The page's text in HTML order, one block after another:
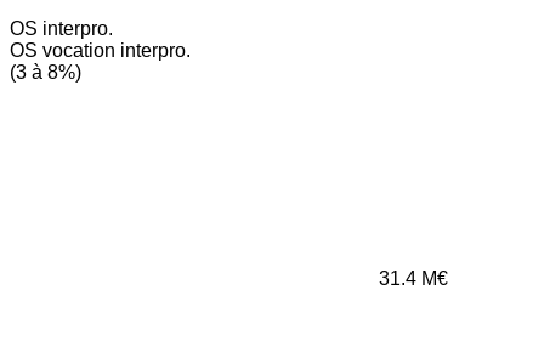
OS interpro.
OS vocation interpro.
(3 à 8%)
31.4 M€